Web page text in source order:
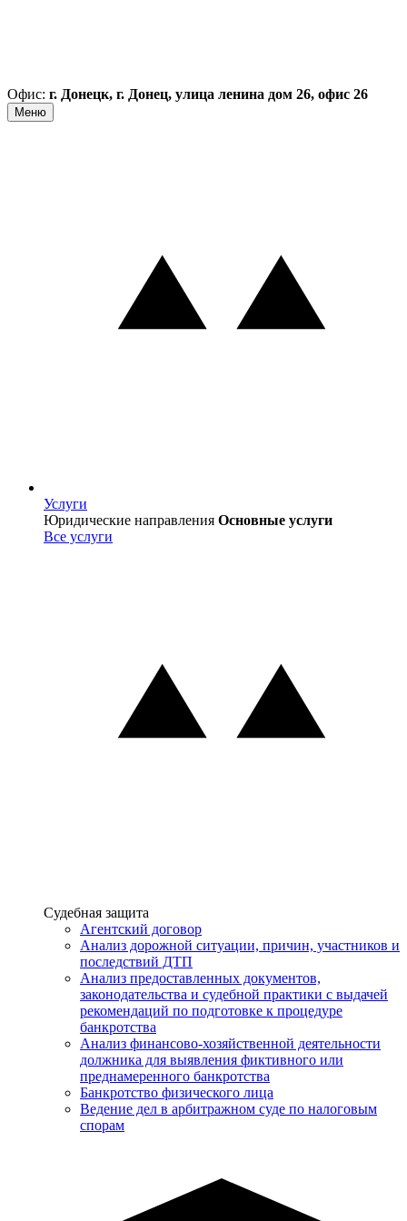
Офис: г. Донецк, г. Донец, улица ленина дом 26, офис 26
Меню
Услуги
Услуги
Юридические направления Основные услуги
Все услуги
Услуги
Судебная защита
Агентский договор
Анализ дорожной ситуации, причин, участников и
последствий ДТП
Анализ предоставленных документов,
законодательства и судебной практики с выдачей
рекомендаций по подготовке к процедуре
банкротства
Анализ финансово-хозяйственной деятельности
должника для выявления фиктивного или
преднамеренного банкротства
Банкротство физического лица
Ведение дел в арбитражном суде по налоговым
спорам